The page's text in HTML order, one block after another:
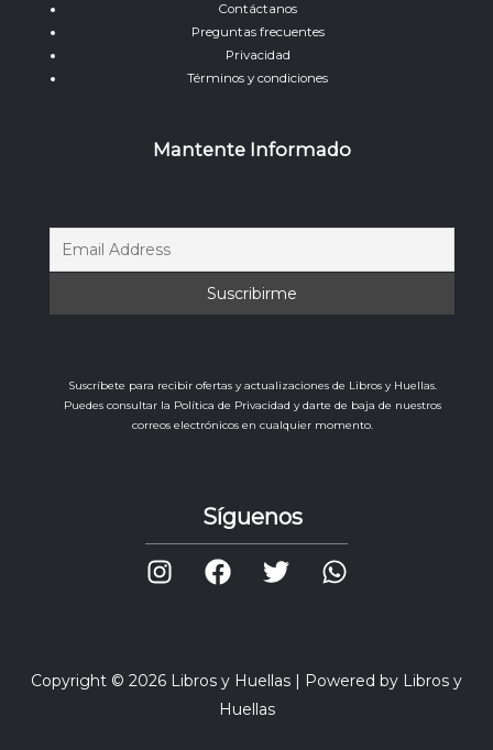
Contáctanos
Preguntas frecuentes
Privacidad
Términos y condiciones
Mantente Informado
Suscríbete para recibir ofertas y actualizaciones de Libros y Huellas.
Puedes consultar la Política de Privacidad y darte de baja de nuestros
correos electrónicos en cualquier momento.
Síguenos
Copyright © 2026 Libros y Huellas | Powered by Libros y
Huellas